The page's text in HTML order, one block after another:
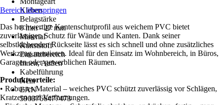
Kleben
Belagstärke
0 mm - 27 mm
Material
Kunststoff
Einsatzbereich
Innen, Außen
Kabelführung
Nein
EAN
5903766477473
Bereich überspringen
Das hochwertige Kantenschutprofil aus weichem PVC bietet
zuverlässigen Schutz für Wände und Kanten. Dank seiner
selbstklebenden Rückseite lässt es sich schnell und ohne zusätzliches
Werkzeug montieren. Ideal für den Einsatz im Wohnbereich, in Büros,
Garagen oder gewerblichen Räumen.
Produktvorteile:
• Robustes Material – weiches PVC schützt zuverlässig vor Schlägen,
Kratzern und Verformungen.